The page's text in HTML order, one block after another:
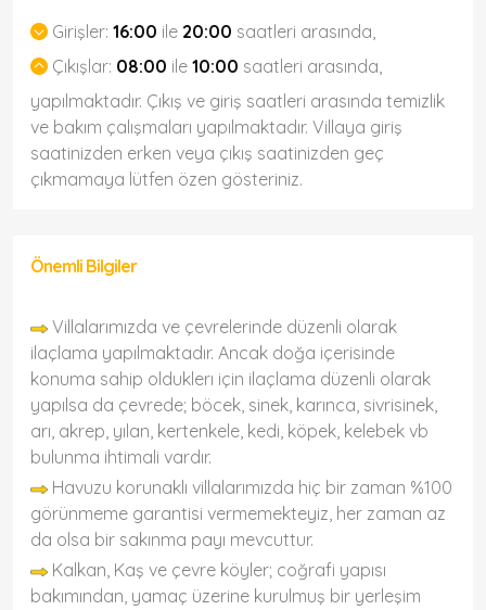
Girişler: 16:00 ile 20:00 saatleri arasında,
Çıkışlar: 08:00 ile 10:00 saatleri arasında,
yapılmaktadır. Çıkış ve giriş saatleri arasında temizlik
ve bakım çalışmaları yapılmaktadır. Villaya giriş
saatinizden erken veya çıkış saatinizden geç
çıkmamaya lütfen özen gösteriniz.
Önemli Bilgiler
Villalarımızda ve çevrelerinde düzenli olarak
ilaçlama yapılmaktadır. Ancak doğa içerisinde
konuma sahip olduklerı için ilaçlama düzenli olarak
yapılsa da çevrede; böcek, sinek, karınca, sivrisinek,
arı, akrep, yılan, kertenkele, kedi, köpek, kelebek vb
bulunma ihtimali vardır.
Havuzu korunaklı villalarımızda hiç bir zaman %100
görünmeme garantisi vermemekteyiz, her zaman az
da olsa bir sakınma payı mevcuttur.
Kalkan, Kaş ve çevre köyler; coğrafi yapısı
bakımından, yamaç üzerine kurulmuş bir yerleşim